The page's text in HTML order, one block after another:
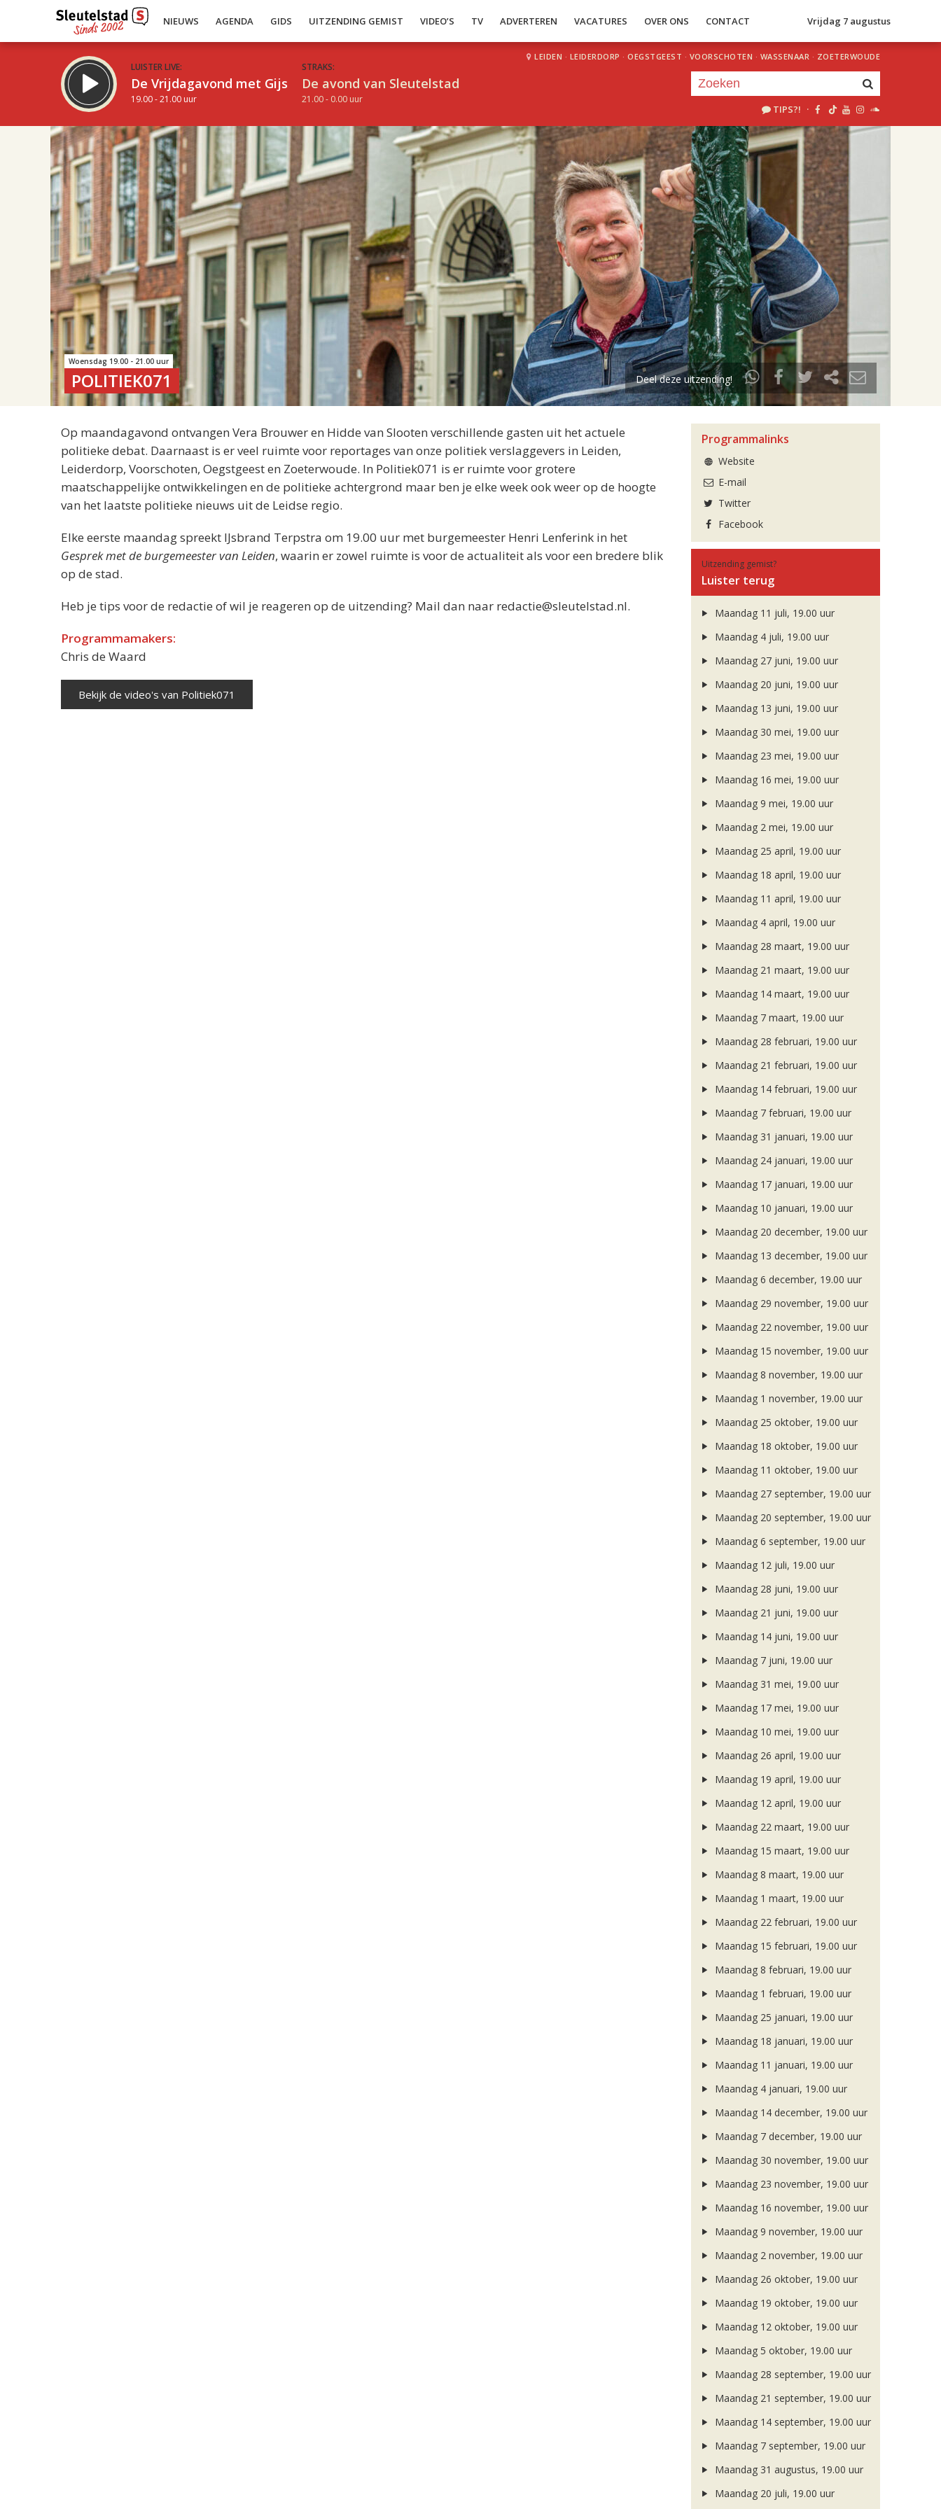
NIEUWS AGENDA GIDS UITZENDING GEMIST VIDEO’S TV ADVERTEREN VACATURES OVER ONS CONTACT Vrijdag 7 augustus
LUISTER LIVE:
De Vrijdagavond met Gijs
19.00 - 21.00 uur
STRAKS:
De avond van Sleutelstad
21.00 - 0.00 uur
LEIDEN · LEIDERDORP · OEGSTGEEST · VOORSCHOTEN · WASSENAAR · ZOETERWOUDE
TIPS?! ·
19.00 20.00
Je luistert nu naar uur 1 van 2
Vorig uur Volgend uur
Inklappen
Woensdag 19.00 - 21.00 uur
POLITIEK071 Deel deze uitzending!
Op maandagavond ontvangen Vera Brouwer en Hidde van Slooten verschillende gasten uit het actuele
politieke debat. Daarnaast is er veel ruimte voor reportages van onze politiek verslaggevers in Leiden,
Leiderdorp, Voorschoten, Oegstgeest en Zoeterwoude. In Politiek071 is er ruimte voor grotere
maatschappelijke ontwikkelingen en de politieke achtergrond maar ben je elke week ook weer op de hoogte
van het laatste politieke nieuws uit de Leidse regio.
Elke eerste maandag spreekt IJsbrand Terpstra om 19.00 uur met burgemeester Henri Lenferink in het
Gesprek met de burgemeester van Leiden, waarin er zowel ruimte is voor de actualiteit als voor een bredere blik
op de stad.
Heb je tips voor de redactie of wil je reageren op de uitzending? Mail dan naar redactie@sleutelstad.nl.
Programmamakers:
Chris de Waard
Bekijk de video's van Politiek071
Programmalinks
Website
E-mail
Twitter
Facebook
Uitzending gemist?
Luister terug
Maandag 11 juli, 19.00 uur
Maandag 4 juli, 19.00 uur
Maandag 27 juni, 19.00 uur
Maandag 20 juni, 19.00 uur
Maandag 13 juni, 19.00 uur
Maandag 30 mei, 19.00 uur
Maandag 23 mei, 19.00 uur
Maandag 16 mei, 19.00 uur
Maandag 9 mei, 19.00 uur
Maandag 2 mei, 19.00 uur
Maandag 25 april, 19.00 uur
Maandag 18 april, 19.00 uur
Maandag 11 april, 19.00 uur
Maandag 4 april, 19.00 uur
Maandag 28 maart, 19.00 uur
Maandag 21 maart, 19.00 uur
Maandag 14 maart, 19.00 uur
Maandag 7 maart, 19.00 uur
Maandag 28 februari, 19.00 uur
Maandag 21 februari, 19.00 uur
Maandag 14 februari, 19.00 uur
Maandag 7 februari, 19.00 uur
Maandag 31 januari, 19.00 uur
Maandag 24 januari, 19.00 uur
Maandag 17 januari, 19.00 uur
Maandag 10 januari, 19.00 uur
Maandag 20 december, 19.00 uur
Maandag 13 december, 19.00 uur
Maandag 6 december, 19.00 uur
Maandag 29 november, 19.00 uur
Maandag 22 november, 19.00 uur
Maandag 15 november, 19.00 uur
Maandag 8 november, 19.00 uur
Maandag 1 november, 19.00 uur
Maandag 25 oktober, 19.00 uur
Maandag 18 oktober, 19.00 uur
Maandag 11 oktober, 19.00 uur
Maandag 27 september, 19.00 uur
Maandag 20 september, 19.00 uur
Maandag 6 september, 19.00 uur
Maandag 12 juli, 19.00 uur
Maandag 28 juni, 19.00 uur
Maandag 21 juni, 19.00 uur
Maandag 14 juni, 19.00 uur
Maandag 7 juni, 19.00 uur
Maandag 31 mei, 19.00 uur
Maandag 17 mei, 19.00 uur
Maandag 10 mei, 19.00 uur
Maandag 26 april, 19.00 uur
Maandag 19 april, 19.00 uur
Maandag 12 april, 19.00 uur
Maandag 22 maart, 19.00 uur
Maandag 15 maart, 19.00 uur
Maandag 8 maart, 19.00 uur
Maandag 1 maart, 19.00 uur
Maandag 22 februari, 19.00 uur
Maandag 15 februari, 19.00 uur
Maandag 8 februari, 19.00 uur
Maandag 1 februari, 19.00 uur
Maandag 25 januari, 19.00 uur
Maandag 18 januari, 19.00 uur
Maandag 11 januari, 19.00 uur
Maandag 4 januari, 19.00 uur
Maandag 14 december, 19.00 uur
Maandag 7 december, 19.00 uur
Maandag 30 november, 19.00 uur
Maandag 23 november, 19.00 uur
Maandag 16 november, 19.00 uur
Maandag 9 november, 19.00 uur
Maandag 2 november, 19.00 uur
Maandag 26 oktober, 19.00 uur
Maandag 19 oktober, 19.00 uur
Maandag 12 oktober, 19.00 uur
Maandag 5 oktober, 19.00 uur
Maandag 28 september, 19.00 uur
Maandag 21 september, 19.00 uur
Maandag 14 september, 19.00 uur
Maandag 7 september, 19.00 uur
Maandag 31 augustus, 19.00 uur
Maandag 20 juli, 19.00 uur